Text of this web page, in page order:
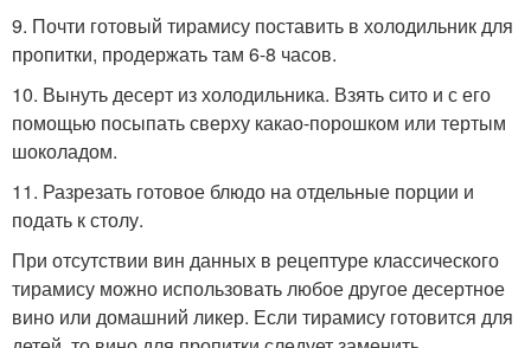
9. Почти готовый тирамису поставить в холодильник для
пропитки, продержать там 6-8 часов.
10. Вынуть десерт из холодильника. Взять сито и с его
помощью посыпать сверху какао-порошком или тертым
шоколадом.
11. Разрезать готовое блюдо на отдельные порции и
подать к столу.
При отсутствии вин данных в рецептуре классического
тирамису можно использовать любое другое десертное
вино или домашний ликер. Если тирамису готовится для